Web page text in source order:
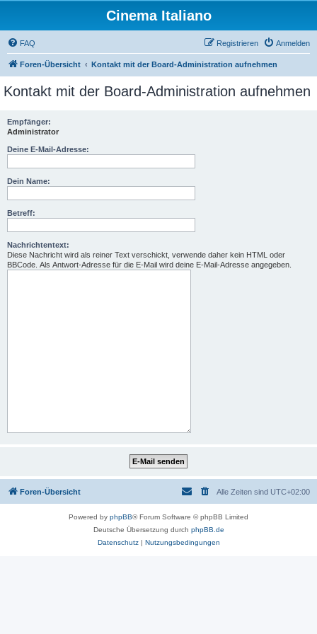
Cinema Italiano
FAQ Anmelden
Registrieren
Foren-Übersicht Kontakt mit der Board-Administration aufnehmen
Kontakt mit der Board-Administration aufnehmen
Empfänger:
Administrator
Deine E-Mail-Adresse:
Dein Name:
Betreff:
Nachrichtentext:
Diese Nachricht wird als reiner Text verschickt, verwende daher kein HTML oder
BBCode. Als Antwort-Adresse für die E-Mail wird deine E-Mail-Adresse angegeben.
Foren-Übersicht Alle Zeiten sind UTC+02:00
Powered by phpBB® Forum Software © phpBB Limited
Deutsche Übersetzung durch phpBB.de
Datenschutz| Nutzungsbedingungen